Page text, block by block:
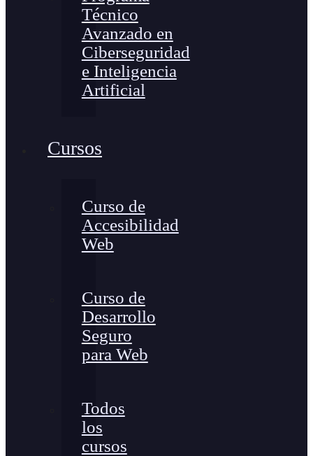
Técnico
Avanzado en
Ciberseguridad
e Inteligencia
Artificial
Cursos
Curso de
Accesibilidad
Web
Curso de
Desarrollo
Seguro
para Web
Todos
los
cursos